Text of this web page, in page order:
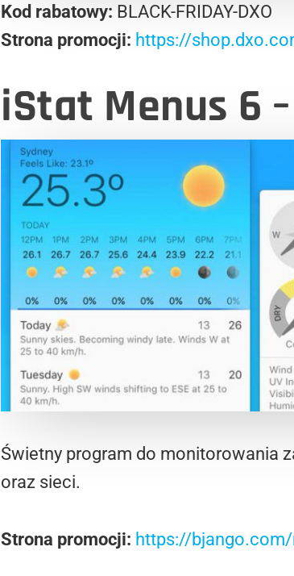
Kod rabatowy: BLACK-FRIDAY-DXO
Strona promocji: https://
iStat Menus 6
Świetny program do monitorowania
oraz sieci.
Strona promocji: https://